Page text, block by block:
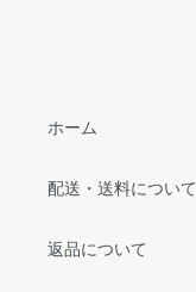
ホーム
配送・送料について
返品について